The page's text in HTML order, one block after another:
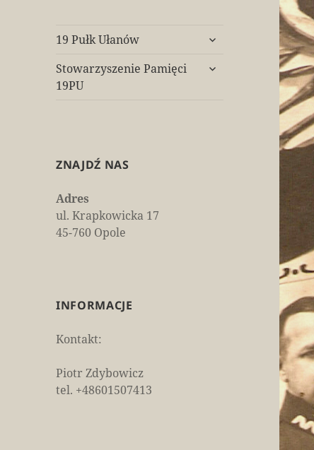
19 Pułk Ułanów
rozwiń
potomne
Stowarzyszenie Pamięci
19PU
rozwiń
ZNAJDŹ NAS
Adres
ul. Krapkowicka 17
45-760 Opole
INFORMACJE
Kontakt:
Piotr Zdybowicz
tel. +48601507413